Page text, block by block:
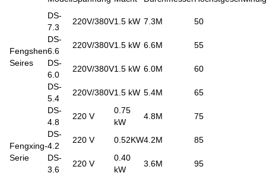
Fengshen
Seires
DS-
7.3
220V/380V1.5 kW 7.3M
50
DS-
6.6
220V/380V1.5 kW 6.6M
55
DS-
6.0
220V/380V1.5 kW 6.0M
60
DS-
5.4
220V/380V1.5 kW 5.4M 65
Fengxing-
Serie
DS-
4.8
220 V
0.75
kW
4.8M
75
DS-
4.2
220 V 0.52KW4.2M
85
DS-
3.6
220 V
0.40
kW
3.6M
95